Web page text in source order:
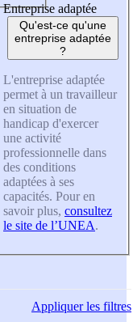
Entreprise adaptée
Qu'est-ce qu'une
entreprise adaptée
?
L'entreprise adaptée
permet à un travailleur
en situation de
handicap d'exercer
une activité
professionnelle dans
des conditions
adaptées à ses
capacités. Pour en
savoir plus, consultez
le site de l’UNEA.
Appliquerles filtres